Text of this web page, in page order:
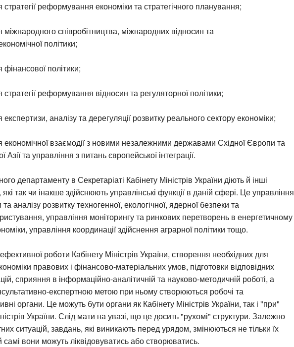
стратегії реформування економіки та стратегічного планування;
міжнародного співробітництва, міжнародних відносин та
політики;
фінансової політики;
стратегії реформування відносин та регуляторної політики;
аналізу та дерегуляції розвитку реального сектору економіки;
економічної взаємодії з новими незалежними державами Східної Європи та
Азії та управління з питань європейської інтеграції.
департаменту в Секретаріаті Кабінету Міністрів України діють й інші
які так чи інакше здійснюють управлінські функції в даній сфері. Це управління
аналізу розвитку техногенної, екологічної, ядерної безпеки та
управління моніторингу та ринкових перетворень в енергетичному
управління координації здійснення аграрної політики тощо.
роботи Кабінету Міністрів України, створення необхідних для
правових і фінансово-матеріальних умов, підготовки відповідних
сприяння в інформаційно-аналітичній та науково-методичній роботі, а
експертною метою при ньому створюються робочі та
органи. Це можуть бути органи як Кабінету Міністрів України, так і "при"
України. Слід мати на увазі, що це досить "рухомі" структури. Залежно
ситуацій, завдань, які виникають перед урядом, змінюються не тільки їх
самі вони можуть ліквідовуватись або створюватись.